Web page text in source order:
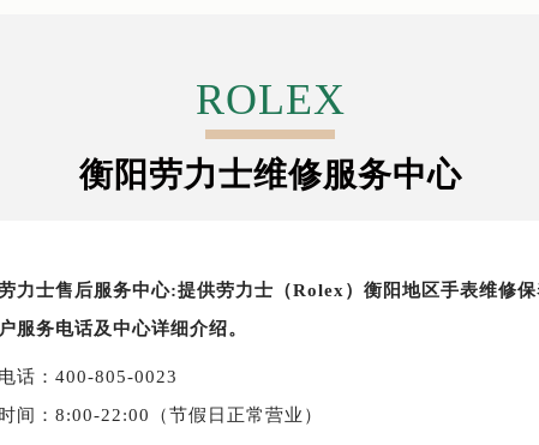
楼1号楼18层1803室（需提前预约）
字楼1号楼16层1604室（需提前预约）
心东塔写字楼（华润万象城）17层1706室（需提前预约）
办公楼20层2009室（需提前预约）
中心写字楼8层805室（需提前预约）
中心写字楼A座13层1304室（需提前预约）
双子塔（中央广场）A1座办公楼14层07室（需提前预约）
字楼（万象城）15层1508室（需提前预约）
心写字楼A塔7层704室（需提前预约）
ROLEX
衡阳劳力士维修服务中心
力士售后服务中心:提供劳力士（Rolex）衡阳地区手表维修
服务电话及中心详细介绍。
话：400-805-0023
间：8:00-22:00（节假日正常营业）